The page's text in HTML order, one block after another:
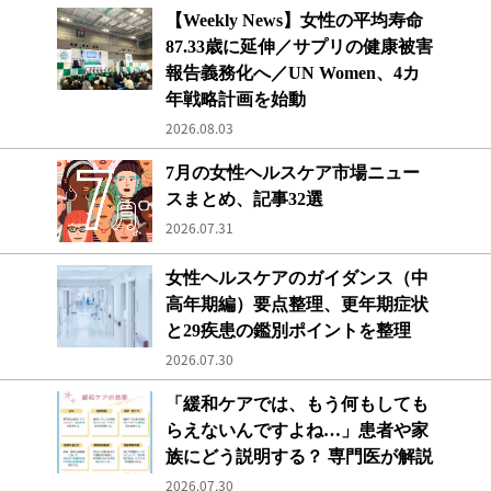
【Weekly News】女性の平均寿命87.33歳に延
【Weekly News】女性の平均寿命
87.33歳に延伸／サプリの健康被害
報告義務化へ／UN Women、4カ
年戦略計画を始動
2026.08.03
7月の女性ヘルスケア市場ニュースまとめ、記事
7月の女性ヘルスケア市場ニュー
スまとめ、記事32選
2026.07.31
診療科目別の施設数ランキング
女性ヘルスケアのガイダンス（中
高年期編）要点整理、更年期症状
と29疾患の鑑別ポイントを整理
2026.07.30
緩和ケアの効果
「緩和ケアでは、もう何もしても
らえないんですよね…」患者や家
族にどう説明する？ 専門医が解説
2026.07.30